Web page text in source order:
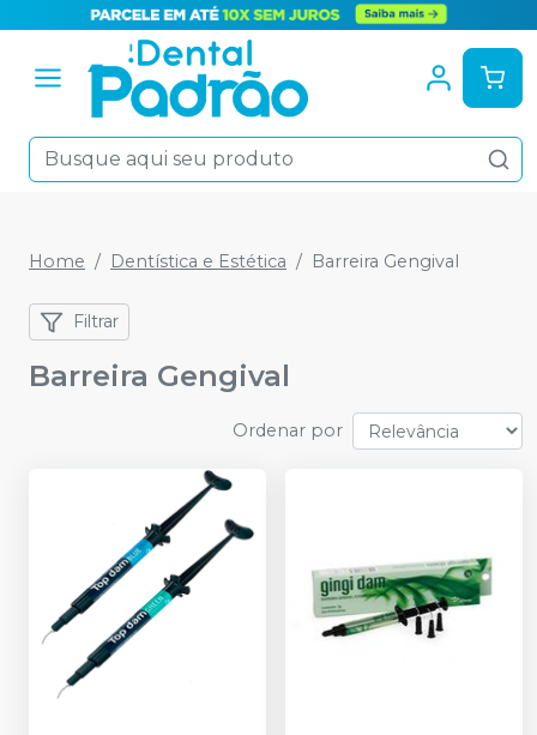
Home Dentística e Estética Barreira Gengival
Filtrar
Barreira Gengival
Ordenar por